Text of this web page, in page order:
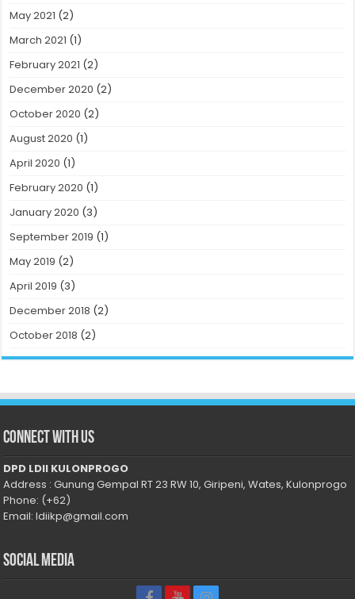
May 2021 (2)
March 2021 (1)
February 2021 (2)
December 2020 (2)
October 2020 (2)
August 2020 (1)
April 2020 (1)
February 2020 (1)
January 2020 (3)
September 2019 (1)
May 2019 (2)
April 2019 (3)
December 2018 (2)
October 2018 (2)
Connect With Us
DPD LDII KULONPROGO
Address : Gunung Gempal RT 23 RW 10, Giripeni, Wates, Kulonprogo
Phone: (+62)
Email: ldiikp@gmail.com
Social Media